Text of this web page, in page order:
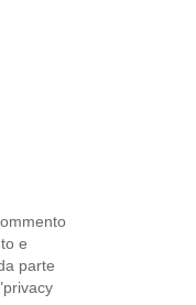
e
parte